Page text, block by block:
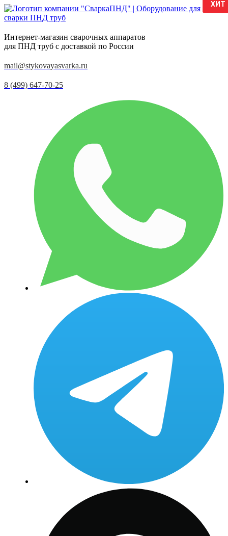
Интернет-магазин сварочных аппаратов
для ПНД труб с доставкой по России
mail@stykovayasvarka.ru
8 (499) 647-70-25
ХИТ
ХИТ